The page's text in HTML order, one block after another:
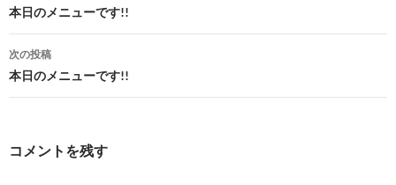
稿
ナ
ビ
本日のメニューです!!
次の投稿
本日のメニューです!!
コメントを残す